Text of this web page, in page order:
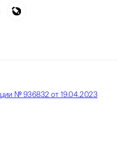
№ 936832 от 19.04.2023